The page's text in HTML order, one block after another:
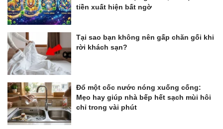
tiền xuất hiện bất ngờ
Tại sao bạn không nên gấp chăn gối khi
rời khách sạn?
Đổ một cốc nước nóng xuống cống:
Mẹo hay giúp nhà bếp hết sạch mùi hôi
chỉ trong vài phút